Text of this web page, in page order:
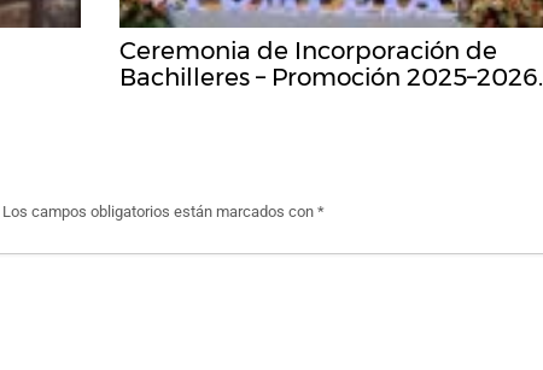
Ceremonia de Incorporación de
Bachilleres – Promoción 2025–2026.
Los campos obligatorios están marcados con *